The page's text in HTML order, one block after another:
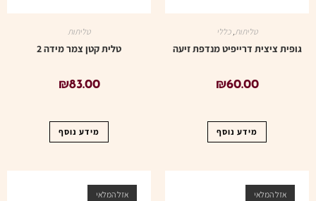
טליתות, כללי
גופית ציצית דרייפיט מנדפת זיעה
₪60.00
מידע נוסף
טליתות
טלית קטן צמר מידה 2
₪83.00
מידע נוסף
אזל המלאי אזל המלאי